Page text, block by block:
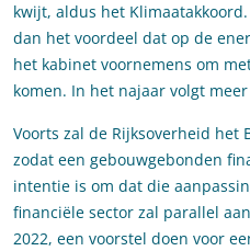
kwijt, aldus het
dan het voordeel dat op de
het kabinet voornemens om
komen. In het najaar volgt
Voorts zal de Rijksoverheid het
zodat een gebouwgebonden
intentie is om dat die
financiële sector zal parallel
2022, een voorstel doen voor